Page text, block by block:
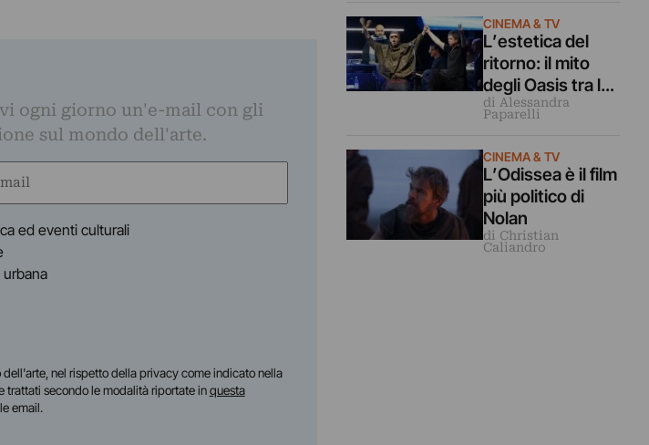
ogni giorno un'e-mail con gli
sul mondo dell'arte.
ed eventi culturali
nel rispetto della privacy come indicato nella
trattati secondo le modalità riportate inquesta
email.
Nolan
CINEMA & TV
L’estetica del
ritorno: il mito
degli Oasis tra la
premiere di
2026
di Alessandra
Paparelli
CINEMA & TV
L’Odissea è il film
più politico di
Nolan
di Christian
Caliandro